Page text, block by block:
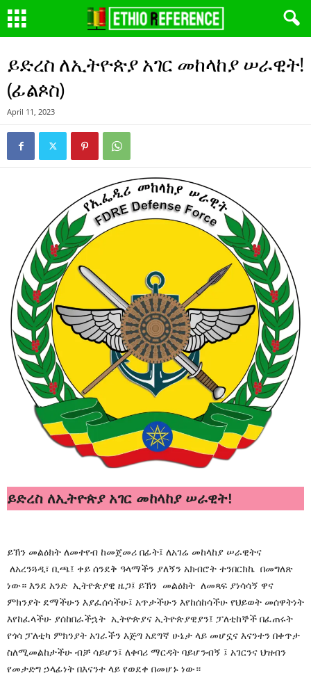
ይድረስ ለኢትዮጵያ አገር መከላከያ ሠራዊት!
(ፊልጶስ)
April 11, 2023
ይድረስ ለኢትዮጵያ አገር መከላከያ ሠራዊት!
ይኽን መልዕክት ለመተየብ ከመጀመሪ በፊት፤ ለአገሬ መከላከያ ሠራዊትና
ለአረንጓዲ፣ ቢጫ፤ ቀይ ሰንደቅ ዓላማችን ያለኝን አክብሮት ተንበርክኬ በመግለጽ
ነው። እንደ አንድ ኢትዮጵያዊ ዜጋ፤ ይኽን መልዕክት ለመጻፍ ያነሳሳኝ ዋና
ምክንያት ደማችሁን እያፈሰሳችሁ፤ አጥታችሁን እየከሰከሳችሁ የህይወት መሰዋትነት
እየከፈላችሁ ያሰከበራችኋት ኢትዮጵያና ኢትዮጵያዊያን፤ ፓለቲከኞች በፈጠሩት
የጎሳ ፓለቲካ ምክንያት አገራችን እጅግ አደግኛ ሁኔታ ላይ መሆኗና እናንተን በቀጥታ
ስለሚመልከታችሁ ብቻ ሳይሆን፤ ለቀባሪ ማርዳት ባይሆንብኝ ፤ አገርንና ህዝብን
የመታድግ ኃላፊነት በእናንተ ላይ የወደቀ በመሆኑ ነው።